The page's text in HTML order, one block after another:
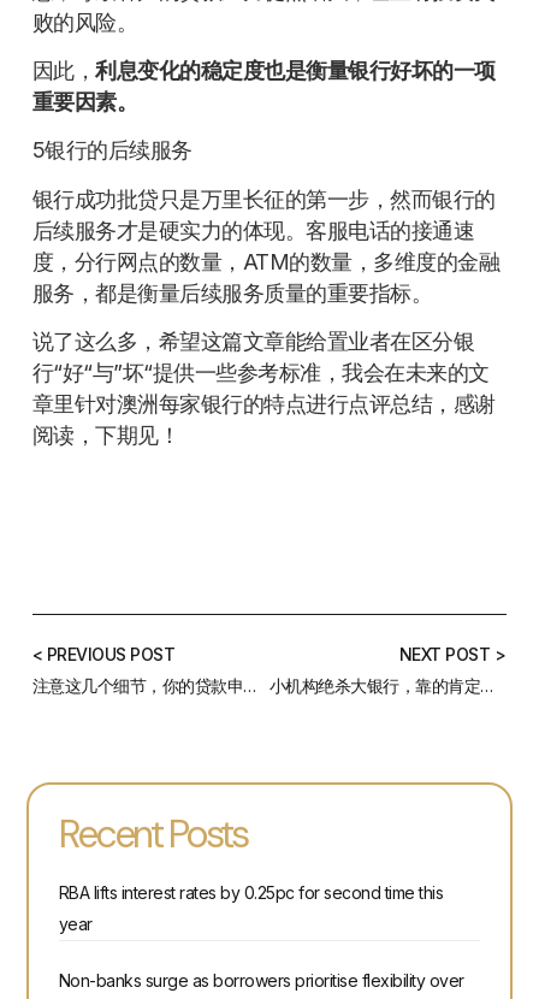
败的风险。
因此，利息变化的稳定度也是衡量银行好坏的一项
重要因素。
5银行的后续服务
银行成功批贷只是万里长征的第一步，然而银行的
后续服务才是硬实力的体现。客服电话的接通速
度，分行网点的数量，ATM的数量，多维度的金融
服务，都是衡量后续服务质量的重要指标。
说了这么多，希望这篇文章能给置业者在区分银
行“好“与”坏“提供一些参考标准，我会在未来的文
章里针对澳洲每家银行的特点进行点评总结，感谢
阅读，下期见！
< PREVIOUS POST
注意这几个细节，你的贷款申请有可能会被拒
NEXT POST >
小机构绝杀大银行，靠的肯定不是利率优惠这么简单
Recent Posts
RBA lifts interest rates by 0.25pc for second time this
year
Non-banks surge as borrowers prioritise flexibility over